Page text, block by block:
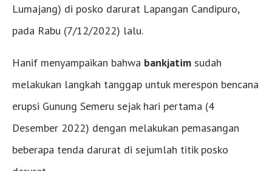
Lumajang) di posko darurat Lapangan Candipuro,
pada Rabu (7/12/2022) lalu.
Hanif menyampaikan bahwa bankjatim sudah
melakukan langkah tanggap untuk merespon bencana
erupsi Gunung Semeru sejak hari pertama (4
Desember 2022) dengan melakukan pemasangan
beberapa tenda darurat di sejumlah titik posko